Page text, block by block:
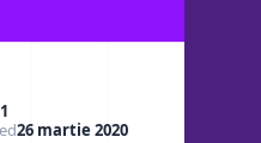
1
26 martie 2020